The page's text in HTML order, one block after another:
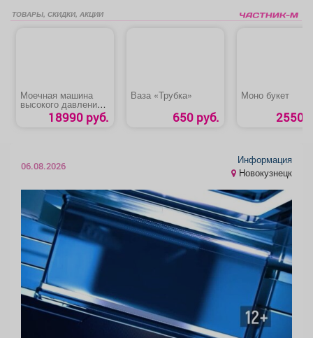
ТОВАРЫ, СКИДКИ, АКЦИИ
Моечная машина
высокого давления
«Denzel R-180iD»
18990 руб.
Ваза «Трубка»
650 руб.
Моно букет
2550
06.08.2026
Информация
Новокузнецк